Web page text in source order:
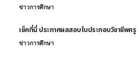
ข่าวการศึกษา
เช็คที่นี่ ประกาศผลสอบใบประกอบวิชาชีพครู
ข่าวการศึกษา